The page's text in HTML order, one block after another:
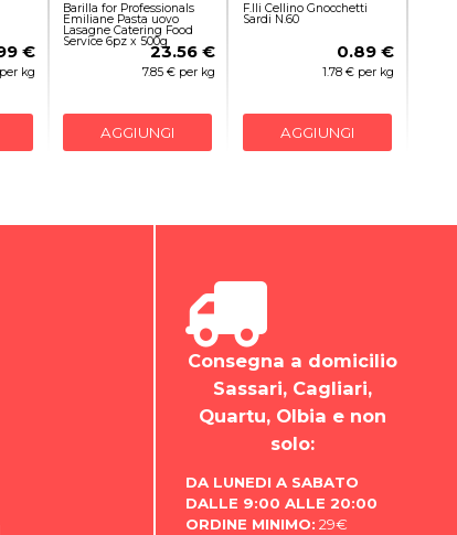
€
kg
Barilla for Professionals
Emiliane Pasta uovo
Lasagne Catering Food
Service 6pz x 500g
23.56 €
7.85 € per kg
AGGIUNGI
F.lli Cellino Gnocchetti
Sardi N.60
0.89 €
1.78 € per kg
AGGIUNGI
Consegna a domicilio
Sassari, Cagliari,
Quartu, Olbia e non
solo:
DA LUNEDI A SABATO
DALLE 9:00 ALLE 20:00
ORDINE MINIMO: 29€